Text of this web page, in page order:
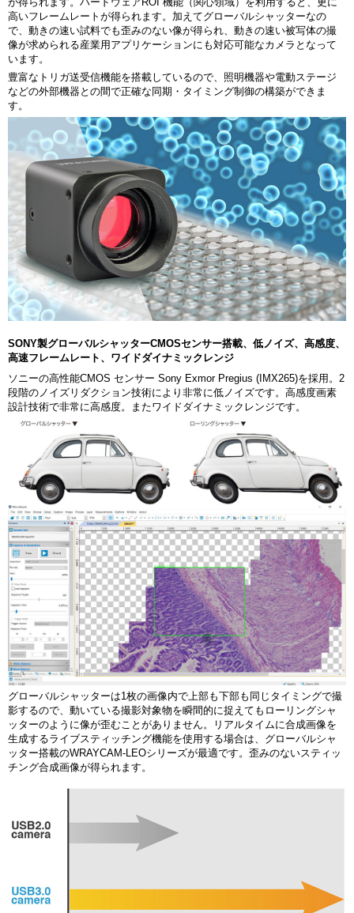
高いフレームレートが得られます。加えてグローバルシャッターなの
で、動きの速い試料でも歪みのない像が得られ、動きの速い被写体の撮
像が求められる産業用アプリケーションにも対応可能なカメラとなって
います。
豊富なトリガ送受信機能を搭載しているので、照明機器や電動ステージ
などの外部機器との間で正確な同期・タイミング制御の構築ができま
す。
SONY製グローバルシャッターCMOSセンサー搭載、低ノイズ、高感度、
高速フレームレート、ワイドダイナミックレンジ
ソニーの高性能CMOS センサー Sony Exmor Pregius (IMX265)を採用。2
段階のノイズリダクション技術により非常に低ノイズです。高感度画素
設計技術で非常に高感度。またワイドダイナミックレンジです。
グローバルシャッターは1枚の画像内で上部も下部も同じタイミングで撮
影するので、動いている撮影対象物を瞬間的に捉えてもローリングシャ
ッターのように像が歪むことがありません。リアルタイムに合成画像を
生成するライブスティッチング機能を使用する場合は、グローバルシャ
ッター搭載のWRAYCAM-LEOシリーズが最適です。歪みのないスティッ
チング合成画像が得られます。